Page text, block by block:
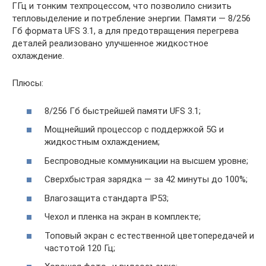
ГГц и тонким техпроцессом, что позволило снизить
тепловыделение и потребление энергии. Памяти — 8/256
Гб формата UFS 3.1, а для предотвращения перегрева
деталей реализовано улучшенное жидкостное
охлаждение.
Плюсы:
8/256 Гб быстрейшей памяти UFS 3.1;
Мощнейший процессор с поддержкой 5G и
жидкостным охлаждением;
Беспроводные коммуникации на высшем уровне;
Сверхбыстрая зарядка — за 42 минуты до 100%;
Влагозащита стандарта IP53;
Чехол и пленка на экран в комплекте;
Топовый экран с естественной цветопередачей и
частотой 120 Гц;